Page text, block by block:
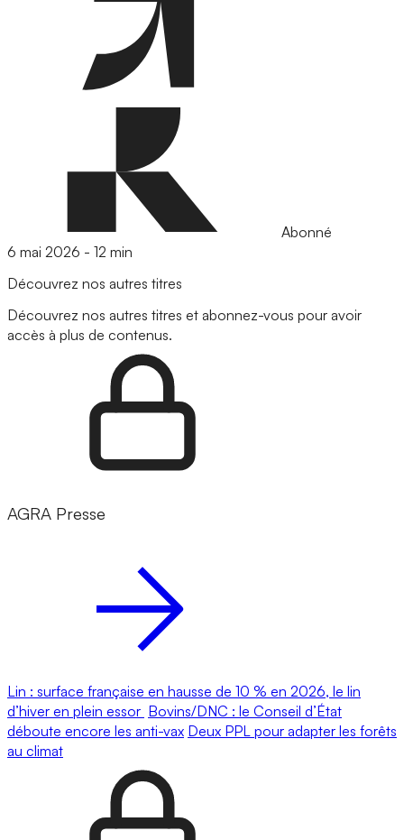
Abonné
6 mai 2026 - 12 min
Découvrez nos autres titres
Découvrez nos autres titres et abonnez-vous pour avoir
accès à plus de contenus.
AGRA Presse
Lin : surface française en hausse de 10 % en 2026, le lin
d’hiver en plein essor Bovins/DNC : le Conseil d’État
déboute encore les anti-vax Deux PPL pour adapter les forêts
au climat